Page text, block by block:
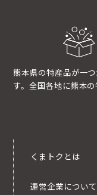
熊本県の特産品が一
す。全国各地に熊本の
くまトクとは
運営企業について